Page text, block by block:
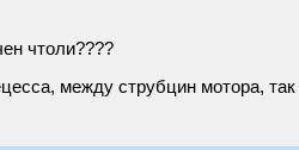
чтоли????
между струбцин мотора,